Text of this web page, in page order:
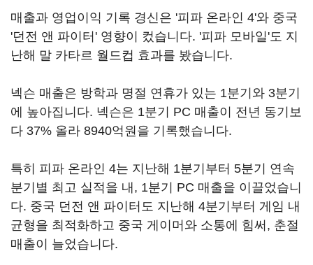
매출과 영업이익 기록 경신은 '피파 온라인 4'와 중국
'던전 앤 파이터' 영향이 컸습니다. '피파 모바일'도 지
난해 말 카타르 월드컵 효과를 봤습니다.
넥슨 매출은 방학과 명절 연휴가 있는 1분기와 3분기
에 높아집니다. 넥슨은 1분기 PC 매출이 전년 동기보
다 37% 올라 8940억원을 기록했습니다.
특히 피파 온라인 4는 지난해 1분기부터 5분기 연속
분기별 최고 실적을 내, 1분기 PC 매출을 이끌었습니
다. 중국 던전 앤 파이터도 지난해 4분기부터 게임 내
균형을 최적화하고 중국 게이머와 소통에 힘써, 춘절
매출이 늘었습니다.